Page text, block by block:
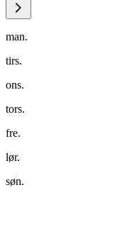
man.
tirs.
ons.
tors.
fre.
lør.
søn.